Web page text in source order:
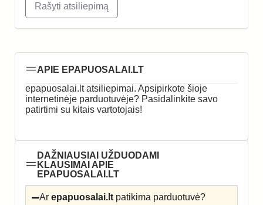
Rašyti atsiliepimą
APIE EPAPUOSALAI.LT
epapuosalai.lt atsiliepimai. Apsipirkote šioje
internetinėje parduotuvėje? Pasidalinkite savo
patirtimi su kitais vartotojais!
DAŽNIAUSIAI UŽDUODAMI
KLAUSIMAI APIE
EPAPUOSALAI.LT
Arepapuosalai.lt patikima parduotuvė?